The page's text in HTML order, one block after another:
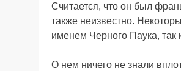
Считается, что он был
также неизвестно.
именем Черного Паука, так
О нем ничего не знали